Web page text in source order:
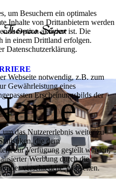
um Besuchern ein optimales
Inhalte von Drittanbietern werden
Option aktiviert ist. Die
in einem Drittland erfolgen.
Datenschutzerklärung.
Webseite notwendig, z.B. zum
Gewährleistung eines
Erscheinungsbilds der
das Nutzererlebnis weiter zu
die dem
zur Verfügung gestellt werden,
Werbung durch die
über verschiedene Webseiten.